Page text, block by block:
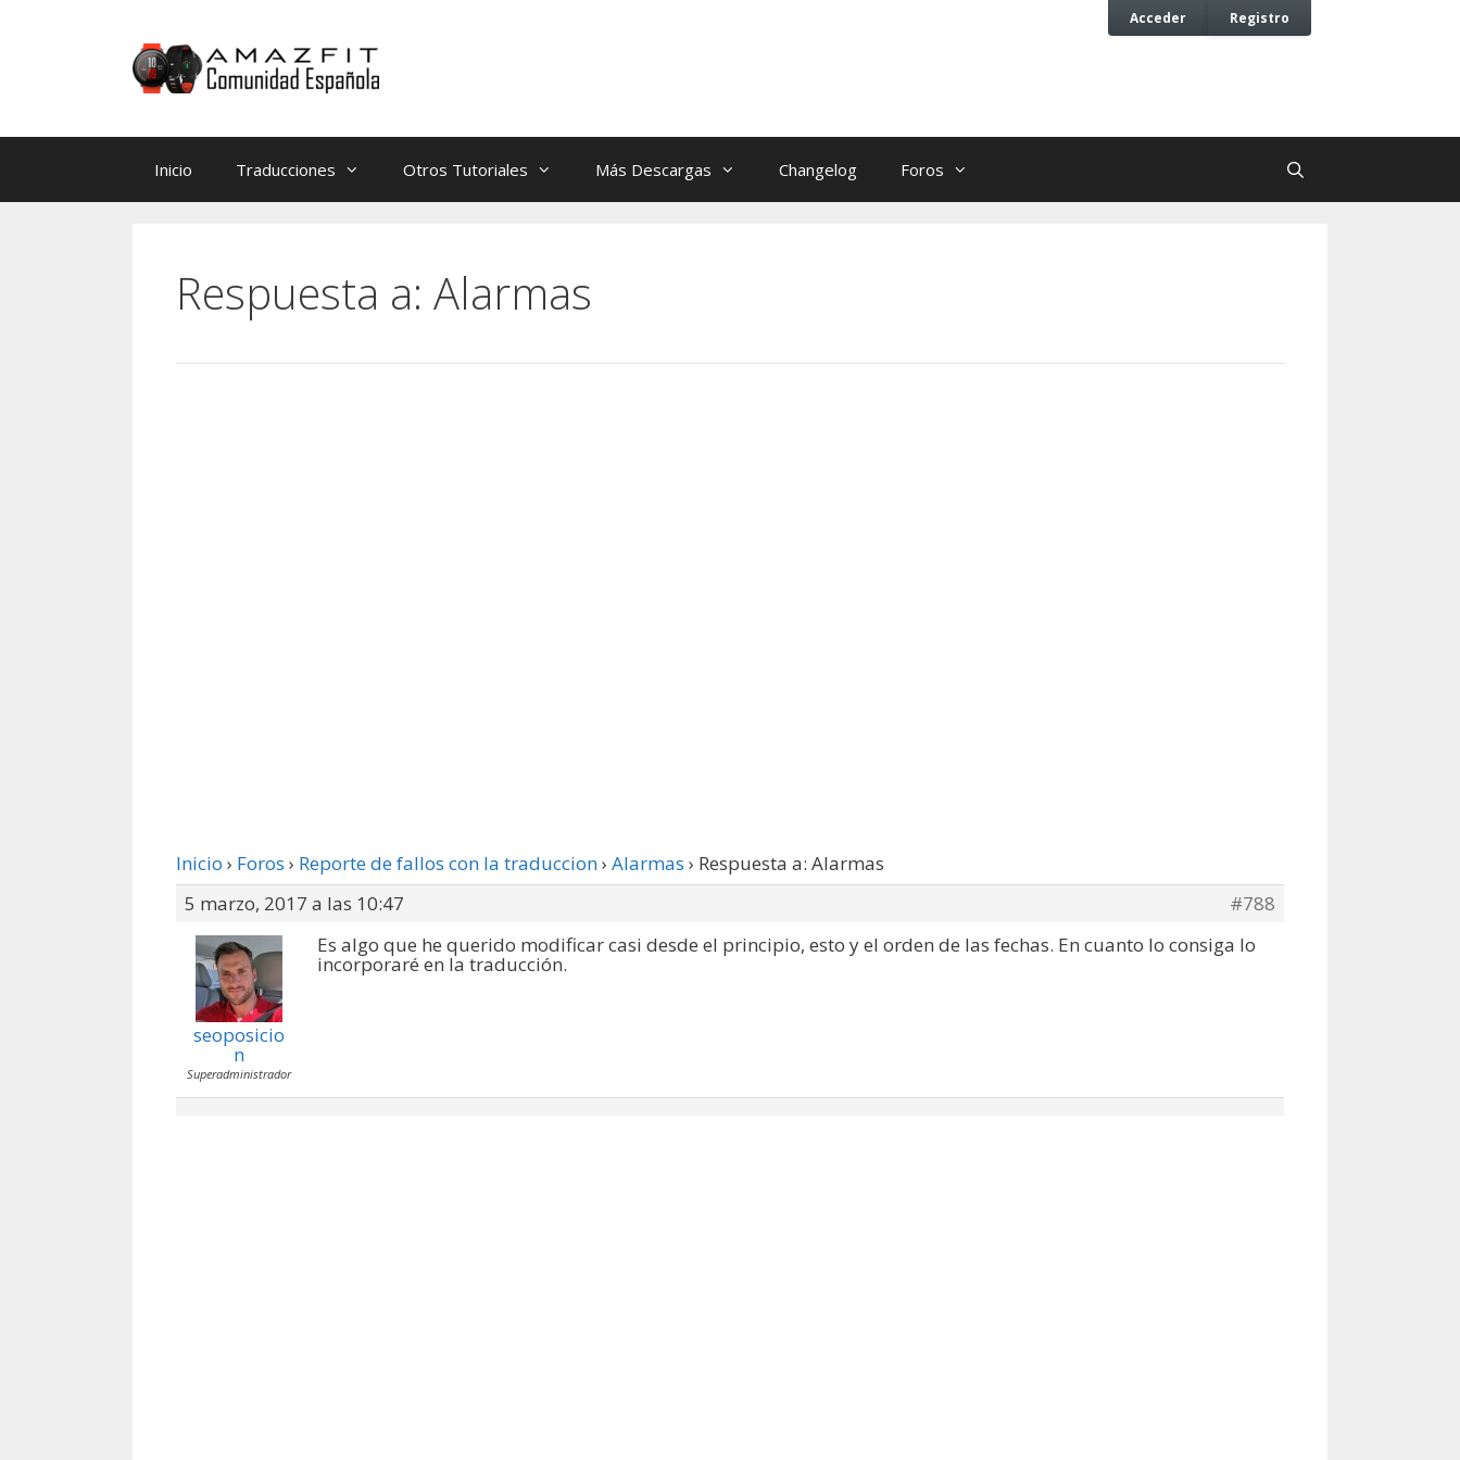
Acceder Registro
Inicio Traducciones Otros Tutoriales Más Descargas Changelog Foros
Respuesta a: Alarmas
Inicio › Foros › Reporte de fallos con la traduccion› Alarmas › Respuesta a: Alarmas
5 marzo, 2017 a las 10:47
#788
seoposicio
n
Superadministrador
Es algo que he querido modificar casi desde el principio, esto y el orden de las fechas. En cuanto lo consiga lo
incorporaré en la traducción.